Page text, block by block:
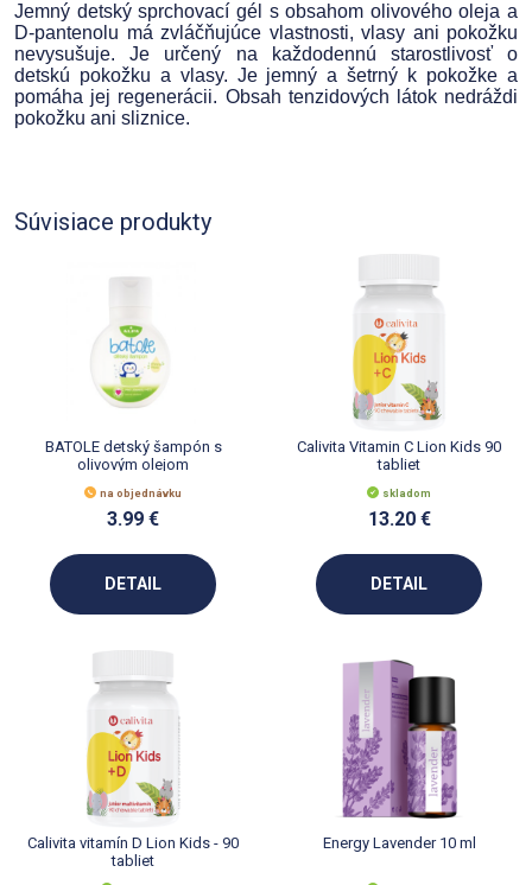
Jemný detský sprchovací gél s obsahom olivového oleja a
D-pantenolu má zvláčňujúce vlastnosti, vlasy ani pokožku
nevysušuje. Je určený na každodennú starostlivosť o
detskú pokožku a vlasy. Je jemný a šetrný k pokožke a
pomáha jej regenerácii. Obsah tenzidových látok nedráždi
pokožku ani sliznice.
Súvisiace produkty
BATOLE detský šampón s
olivovým olejom
na objednávku
3.99 €
DETAIL
Calivita Vitamin C Lion Kids 90
tabliet
skladom
13.20 €
DETAIL
Calivita vitamín D Lion Kids - 90
tabliet
Energy Lavender 10 ml